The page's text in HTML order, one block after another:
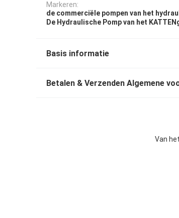
Markeren:
de commerciële pompen van het
De Hydraulische Pomp van het
Basis informatie
Betalen & Verzenden Algemene
Van